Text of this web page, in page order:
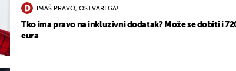
IMAŠ PRAVO, OSTVARI GA!
Tko ima pravo na inkluzivni dodatak? Može se dobiti i
eura